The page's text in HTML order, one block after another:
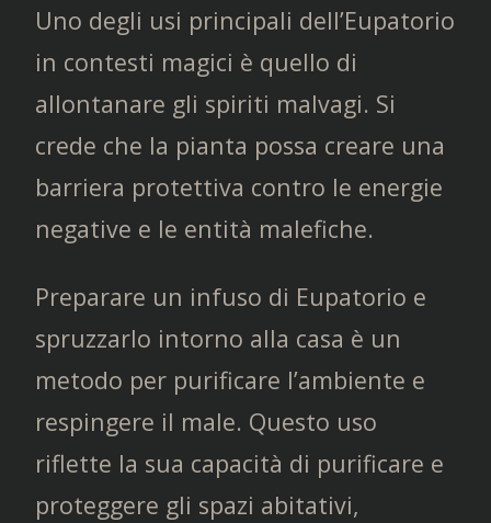
Uno degli usi principali dell’Eupatorio
in contesti magici è quello di
allontanare gli spiriti malvagi. Si
crede che la pianta possa creare una
barriera protettiva contro le energie
negative e le entità malefiche.
Preparare un infuso di Eupatorio e
spruzzarlo intorno alla casa è un
metodo per purificare l’ambiente e
respingere il male. Questo uso
riflette la sua capacità di purificare e
proteggere gli spazi abitativi,